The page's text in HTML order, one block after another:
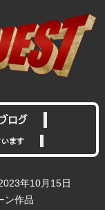
ログ
ます
年10月15日
ン作品